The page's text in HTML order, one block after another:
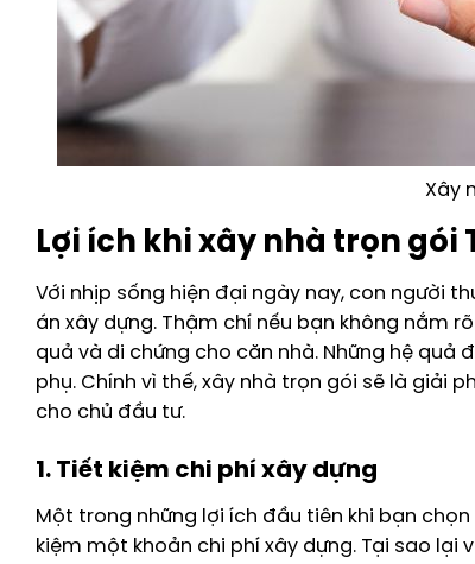
Xây
Lợi ích khi xây nhà trọn gói
Với nhịp sống hiện đại ngày nay, con người
án xây dựng. Thậm chí nếu bạn không nắm
quả và di chứng cho căn nhà. Những hệ quả
phụ. Chính vì thế, xây nhà trọn gói sẽ là giải
cho chủ đầu tư.
1. Tiết kiệm chi phí xây dựng
Một trong những lợi ích đầu tiên khi bạn
kiệm một khoản chi phí xây dựng. Tại sao lại